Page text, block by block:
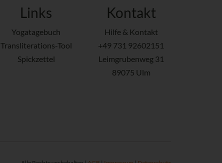
Links
Yogatagebuch
Transliterations-Tool
Spickzettel
Kontakt
Hilfe & Kontakt
+49 731 92602151
Leimgrubenweg 31
89075 Ulm